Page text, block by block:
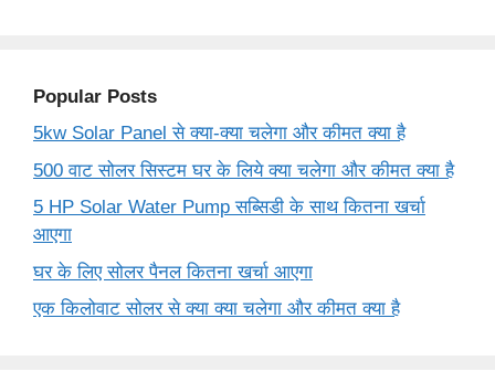
Popular Posts
5kw Solar Panel से क्या-क्या चलेगा और कीमत क्या है
500 वाट सोलर सिस्टम घर के लिये क्या चलेगा और कीमत क्या है
5 HP Solar Water Pump सब्सिडी के साथ कितना खर्चा
आएगा
घर के लिए सोलर पैनल कितना खर्चा आएगा
एक किलोवाट सोलर से क्या क्या चलेगा और कीमत क्या है